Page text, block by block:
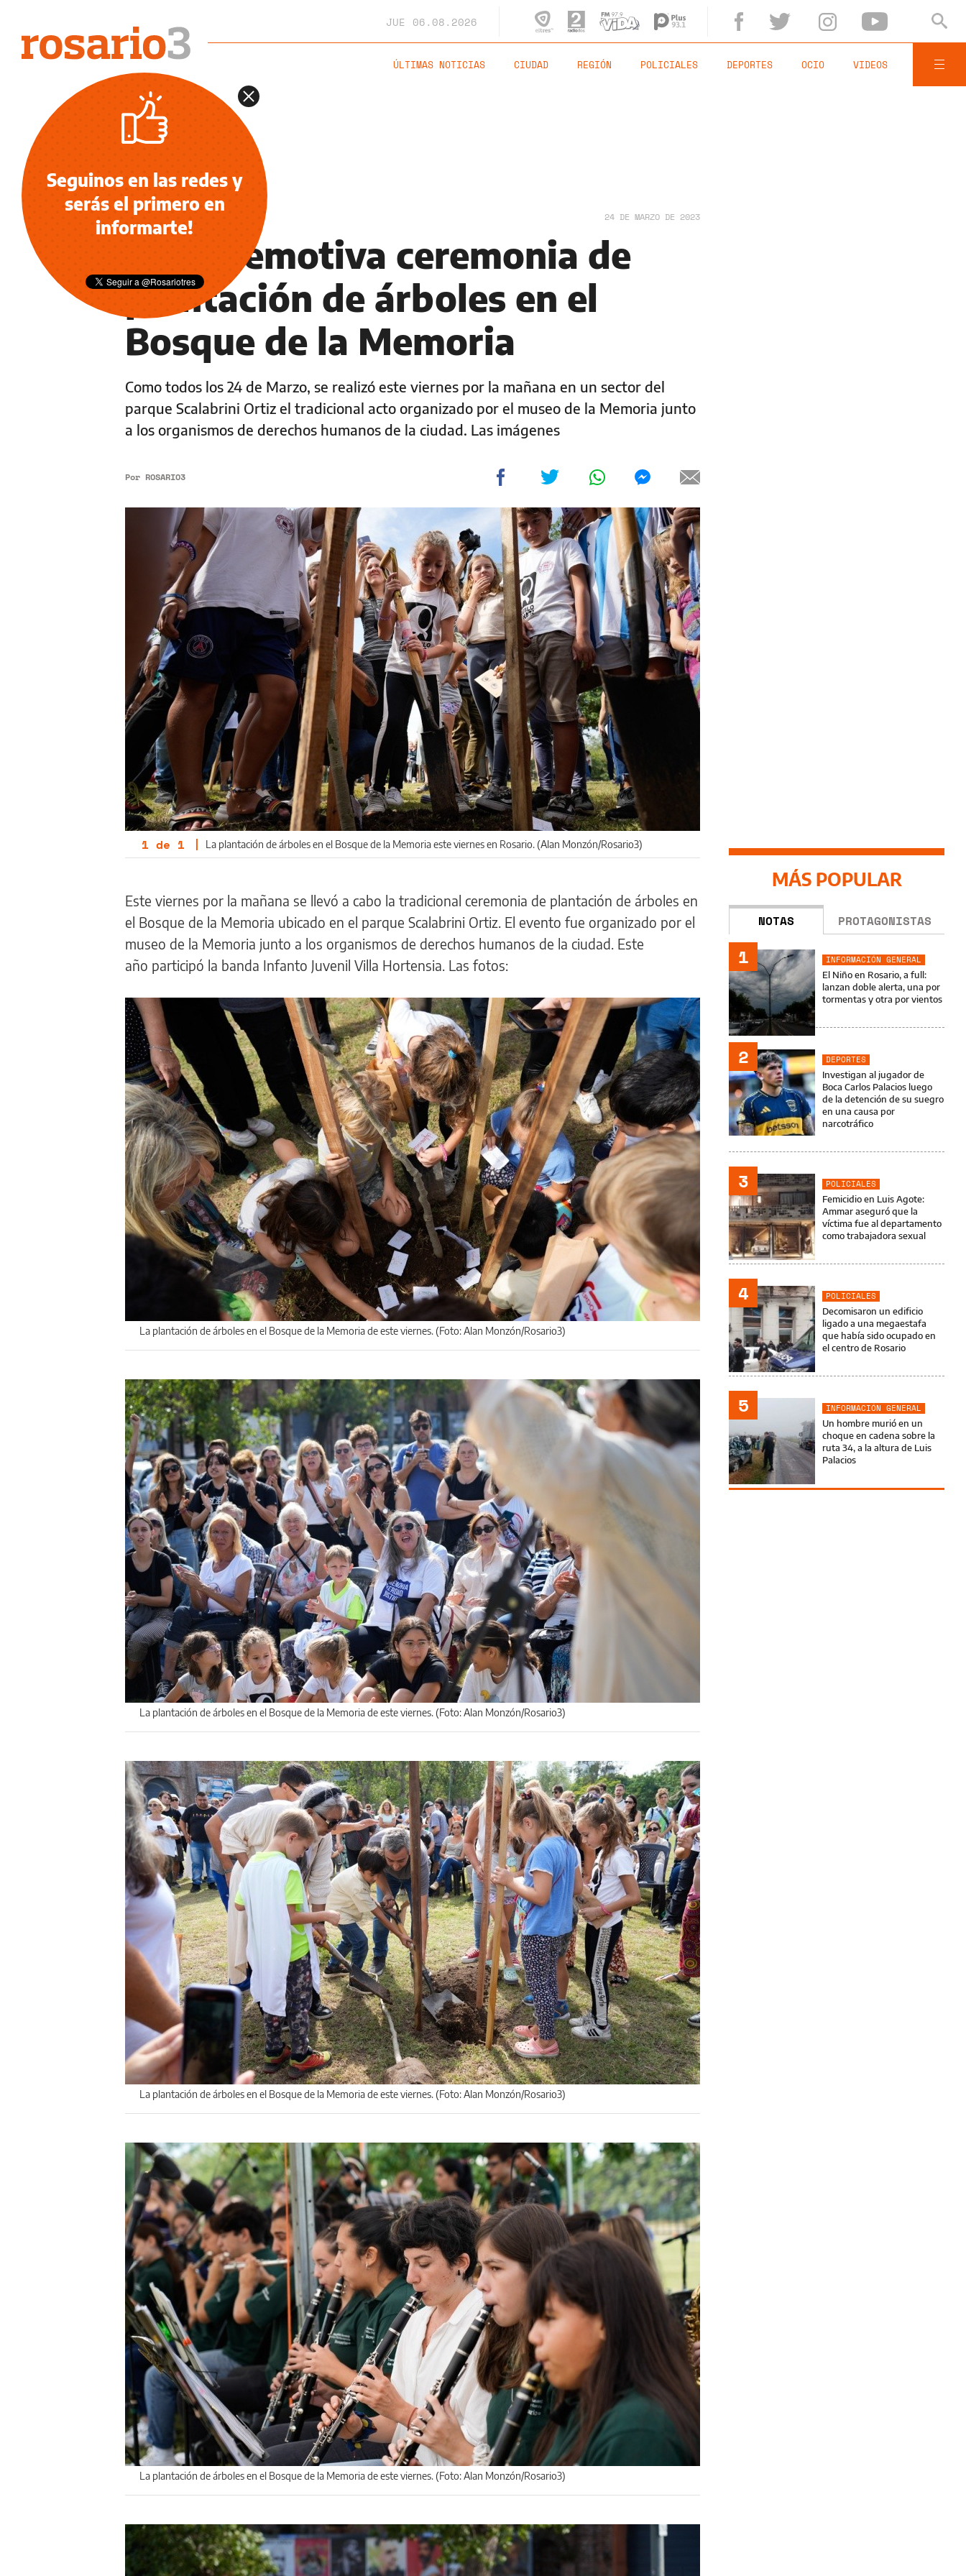
JUE 06.08.2026
ÚLTIMAS NOTICIAS CIUDAD REGIÓN POLICIALES DEPORTES OCIO VIDEOS
INFORMACIÓN GENERAL 24 DE MARZO DE 2023
Fotos: emotiva ceremonia de
plantación de árboles en el
Bosque de la Memoria
Como todos los 24 de Marzo, se realizó este viernes por la mañana en un sector del
parque Scalabrini Ortiz el tradicional acto organizado por el museo de la Memoria junto
a los organismos de derechos humanos de la ciudad. Las imágenes
Por ROSARIO3
1 de 1 | La plantación de árboles en el Bosque de la Memoria este viernes en Rosario. (Alan Monzón/Rosario3)
Este viernes por la mañana se llevó a cabo la tradicional ceremonia de plantación de árboles en
el Bosque de la Memoria ubicado en el parque Scalabrini Ortiz. El evento fue organizado por el
museo de la Memoria junto a los organismos de derechos humanos de la ciudad. Este
año participó la banda Infanto Juvenil Villa Hortensia. Las fotos:
La plantación de árboles en el Bosque de la Memoria de este viernes. (Foto: Alan Monzón/Rosario3)
La plantación de árboles en el Bosque de la Memoria de este viernes. (Foto: Alan Monzón/Rosario3)
La plantación de árboles en el Bosque de la Memoria de este viernes. (Foto: Alan Monzón/Rosario3)
La plantación de árboles en el Bosque de la Memoria de este viernes. (Foto: Alan Monzón/Rosario3)
MÁS POPULAR
NOTAS PROTAGONISTAS
1
INFORMACIÓN GENERAL
El Niño en Rosario, a full:
lanzan doble alerta, una por
tormentas y otra por vientos
2
DEPORTES
Investigan al jugador de
Boca Carlos Palacios luego
de la detención de su suegro
en una causa por
narcotráfico
3
POLICIALES
Femicidio en Luis Agote:
Ammar aseguró que la
víctima fue al departamento
como trabajadora sexual
4
POLICIALES
Decomisaron un edificio
ligado a una megaestafa
que había sido ocupado en
el centro de Rosario
5
INFORMACIÓN GENERAL
Un hombre murió en un
choque en cadena sobre la
ruta 34, a la altura de Luis
Palacios
Seguinos en las redes y
serás el primero en
informarte!